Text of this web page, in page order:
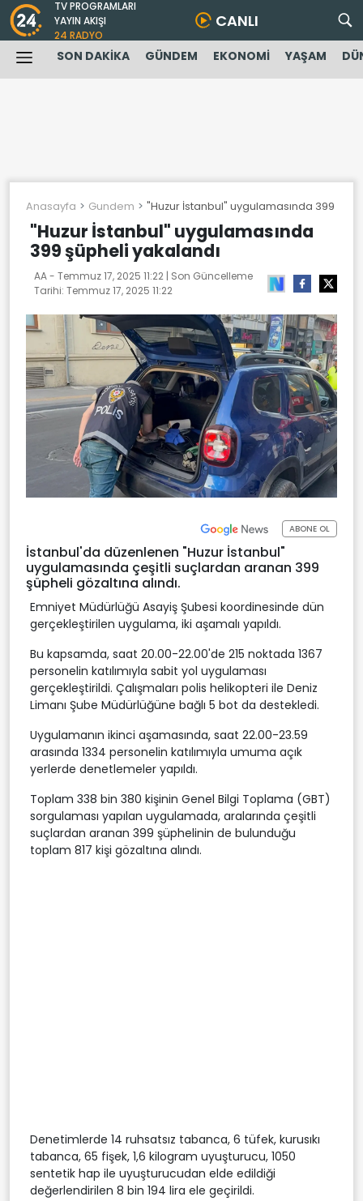
TV PROGRAMLARI
YAYIN AKIŞI
24 RADYO
CANLI
SON DAKİKA GÜNDEM EKONOMİ YAŞAM
Anasayfa Gundem "Huzur İstanbul" uygulamasında 399
"Huzur İstanbul" uygulamasında
399 şüpheli yakalandı
AA - Temmuz 17, 2025 11:22 | Son Güncelleme
Tarihi: Temmuz 17, 2025 11:22
ABONE OL
İstanbul'da düzenlenen "Huzur İstanbul"
uygulamasında çeşitli suçlardan aranan 399
şüpheli gözaltına alındı.
Emniyet Müdürlüğü Asayiş Şubesi koordinesinde dün
gerçekleştirilen uygulama, iki aşamalı yapıldı.
Bu kapsamda, saat 20.00-22.00'de 215 noktada 1367
personelin katılımıyla sabit yol uygulaması
gerçekleştirildi. Çalışmaları polis helikopteri ile Deniz
Limanı Şube Müdürlüğüne bağlı 5 bot da destekledi.
Uygulamanın ikinci aşamasında, saat 22.00-23.59
arasında 1334 personelin katılımıyla umuma açık
yerlerde denetlemeler yapıldı.
Toplam 338 bin 380 kişinin Genel Bilgi Toplama (GBT)
sorgulaması yapılan uygulamada, aralarında çeşitli
suçlardan aranan 399 şüphelinin de bulunduğu
toplam 817 kişi gözaltına alındı.
Denetimlerde 14 ruhsatsız tabanca, 6 tüfek, kurusıkı
tabanca, 65 fişek, 1,6 kilogram uyuşturucu, 1050
sentetik hap ile uyuşturucudan elde edildiği
değerlendirilen 8 bin 194 lira ele geçirildi.